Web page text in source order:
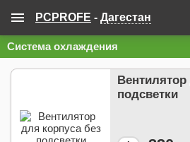
PCPROFE - Дагестан
Система охлаждения
подсветки